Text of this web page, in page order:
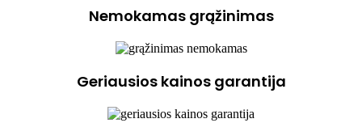
Nemokamas grąžinimas
Geriausios kainos garantija